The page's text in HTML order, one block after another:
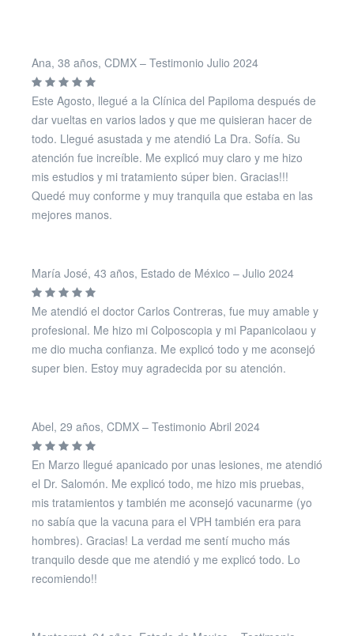
Ana, 38 años, CDMX – Testimonio Julio 2024
Este Agosto, llegué a la Clínica del Papiloma después de
dar vueltas en varios lados y que me quisieran hacer de
todo. Llegué asustada y me atendió La Dra. Sofía. Su
atención fue increíble. Me explicó muy claro y me hizo
mis estudios y mi tratamiento súper bien. Gracias!!!
Quedé muy conforme y muy tranquila que estaba en las
mejores manos.
María José, 43 años, Estado de México – Julio 2024
Me atendió el doctor Carlos Contreras, fue muy amable y
profesional. Me hizo mi Colposcopia y mi Papanicolaou y
me dio mucha confianza. Me explicó todo y me aconsejó
super bien. Estoy muy agradecida por su atención.
Abel, 29 años, CDMX – Testimonio Abril 2024
En Marzo llegué apanicado por unas lesiones, me atendió
el Dr. Salomón. Me explicó todo, me hizo mis pruebas,
mis tratamientos y también me aconsejó vacunarme (yo
no sabía que la vacuna para el VPH también era para
hombres). Gracias! La verdad me sentí mucho más
tranquilo desde que me atendió y me explicó todo. Lo
recomiendo!!